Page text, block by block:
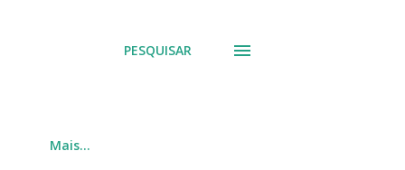
PESQUISAR
Mais…